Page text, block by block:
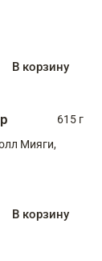
В корзину
615 г
Мияги,
В корзину